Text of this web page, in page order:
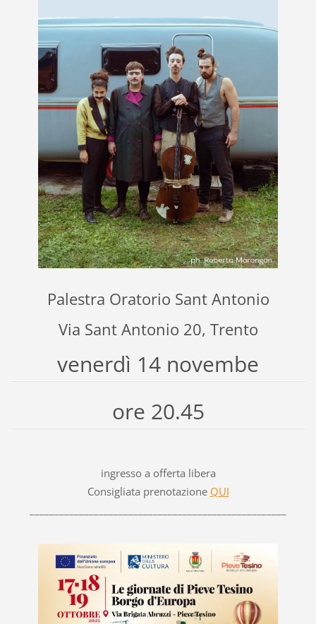
Palestra Oratorio Sant Antonio
Via Sant Antonio 20, Trento
venerdì 14 novembe
ore 20.45
ingresso a offerta libera
Consigliata prenotazione QUI